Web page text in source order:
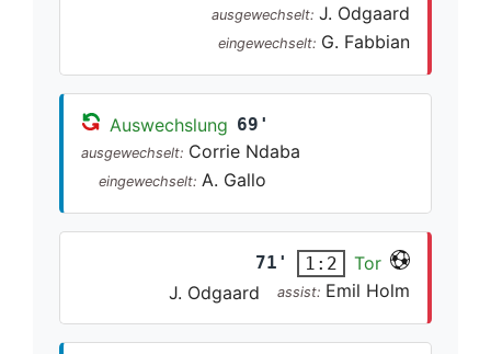
ausgewechselt: J. Odgaard
eingewechselt: G. Fabbian
Auswechslung 69'
ausgewechselt: Corrie Ndaba
eingewechselt: A. Gallo
71' 1:2
Tor
J. Odgaard
assist: Emil Holm